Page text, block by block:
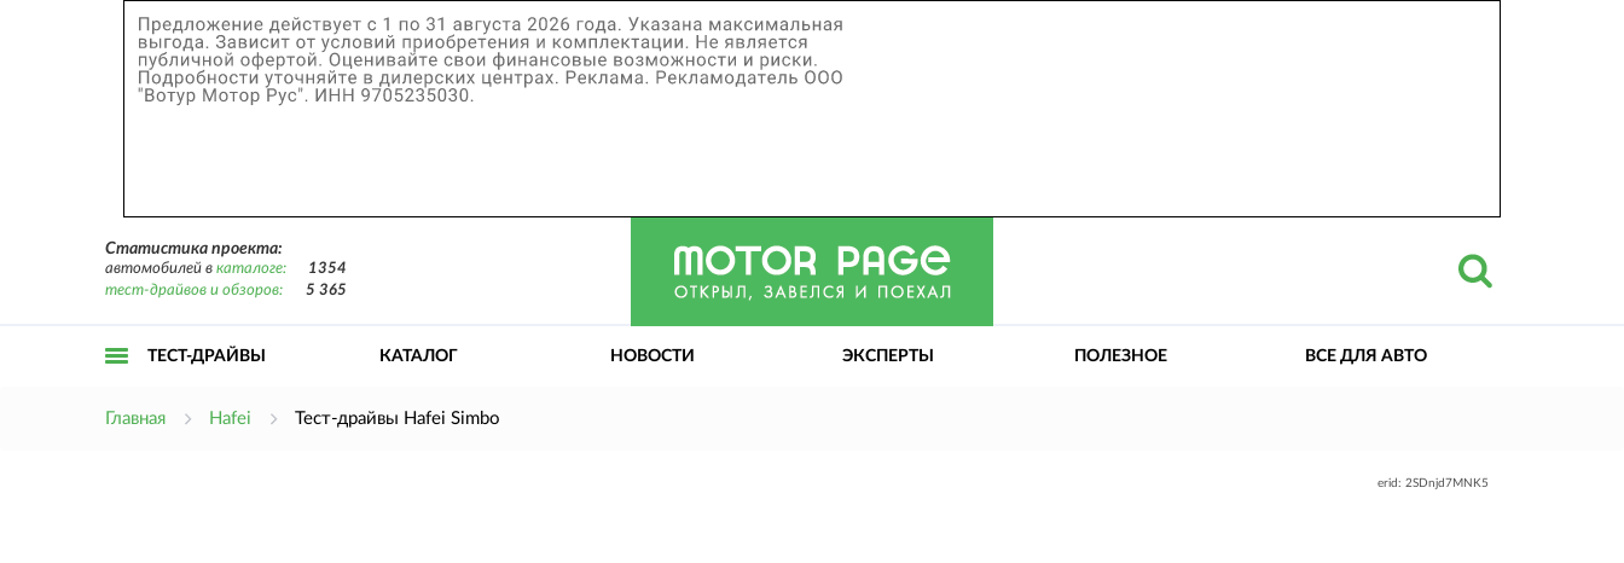
Статистика проекта:
автомобилей в каталоге:
1354
тест-драйвов и обзоров:
5 365
ТЕСТ-ДРАЙВЫ КАТАЛОГ НОВОСТИ ЭКСПЕРТЫ ПОЛЕЗНОЕ ВСЕ ДЛЯ АВТО
Главная Hafei Тест-драйвы Hafei Simbo
erid: 2SDnjd7MNK5